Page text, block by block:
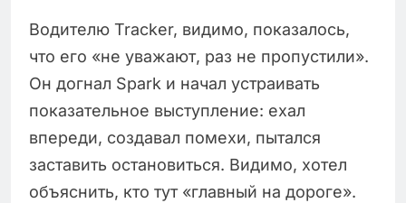
Водителю Tracker, видимо, показалось,
что его «не уважают, раз не пропустили».
Он догнал Spark и начал устраивать
показательное выступление: ехал
впереди, создавал помехи, пытался
заставить остановиться. Видимо, хотел
объяснить, кто тут «главный на дороге».